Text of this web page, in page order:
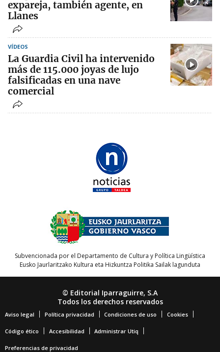
expareja, también agente, en
Llanes
VÍDEOS
La Guardia Civil ha intervenido
más de 115.000 joyas de lujo
falsificadas en una nave
comercial
Subvencionada por el Departamento de Cultura y Política Lingüística
Eusko Jaurlaritzako Kultura eta Hizkuntza Politika Sailak lagunduta
© Editorial Iparraguirre, S.A
Todos los derechos reservados
Aviso legal Política privacidad Condiciones de uso Cookies
Código ético Accesibilidad Administrar Utiq
Preferencias de privacidad